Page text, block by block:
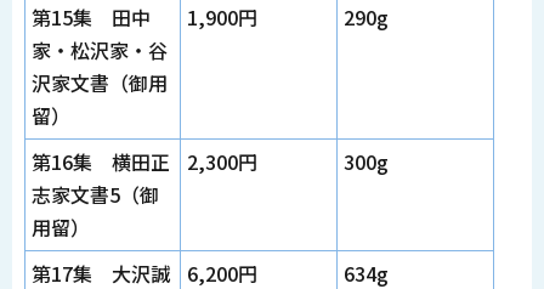
第15集 田中
家・松沢家・谷
沢家文書（御用
留）
1,900円 290g
第16集 横田正
志家文書5（御
用留）
2,300円 300g
第17集 大沢誠
6,200円 634g